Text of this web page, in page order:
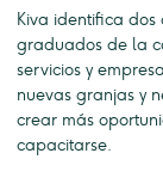
Kiva identifica dos
graduados de la
servicios y
nuevas granjas y
crear más
capacitarse.